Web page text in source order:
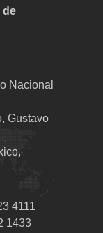
de
Nacional
Gustavo
4111
1433